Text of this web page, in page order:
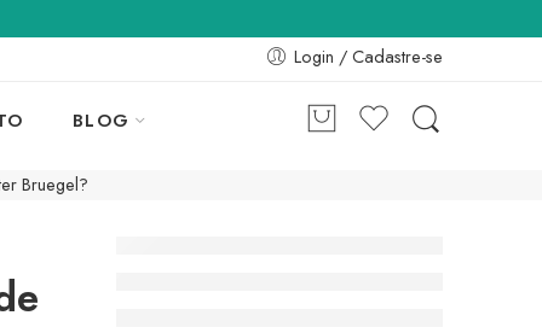
Login / Cadastre-se
BLOG
Bruegel?